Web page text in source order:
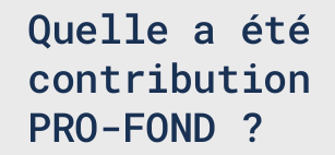
Quelle a été
contribution
PRO-FOND ?